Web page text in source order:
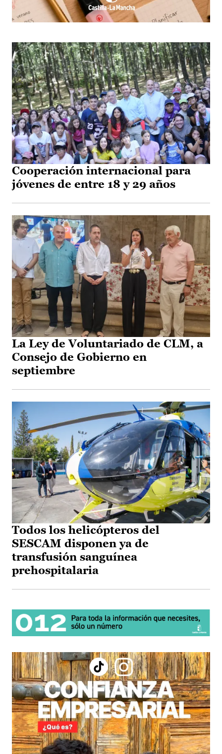
Cooperación internacional para
jóvenes de entre 18 y 29 años
La Ley de Voluntariado de CLM, a
Consejo de Gobierno en
septiembre
Todos los helicópteros del
SESCAM disponen ya de
transfusión sanguínea
prehospitalaria